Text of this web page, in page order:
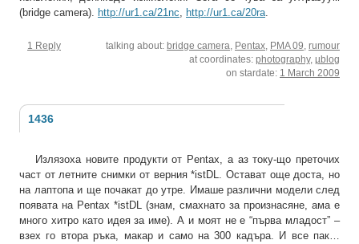
(bridge camera). http://ur1.ca/21nc, http://ur1.ca/20ra.
1 Reply talking about: bridge camera Pentax PMA 09 rumour
at coordinates: photography, µblog
on stardate: 1 March 2009
1436
Излязоха новите продукти от Pentax, а аз току-що преточих
част от летните снимки от верния *istDL. Остават още доста, но
на лаптопа и ще почакат до утре. Имаше различни модели след
появата на Pentax *istDL (знам, смахнато за произнасяне, ама е
много хитро като идея за име). А и моят не е “първа младост” –
взех го втора ръка, макар и само на 300 кадъра. И все пак…